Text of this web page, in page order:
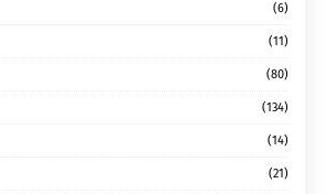
(6)
(11)
(80)
(134)
(14)
(21)